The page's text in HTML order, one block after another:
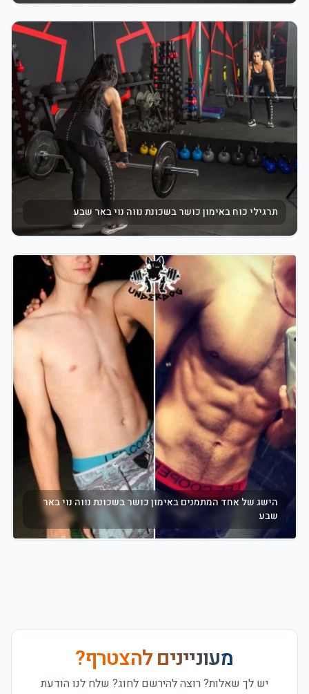
תרגילי כוח באימון כושר בשכונת נווה נוי באר שבע
הישג של אחד המתמנים באימון כושר בשכונת נווה נוי באר
שבע
מעוניינים להצטרף?
יש לך שאלות? רוצה להירשם לחוג? שלח לנו הודעת